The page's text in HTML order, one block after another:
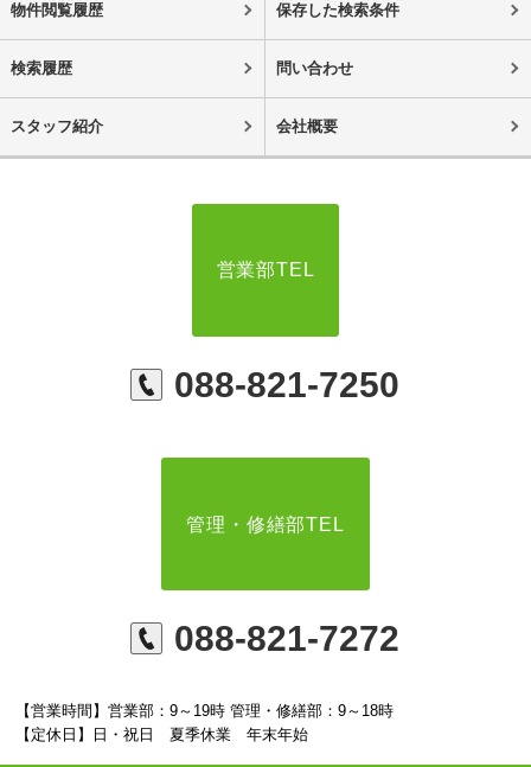
物件閲覧履歴 保存した検索条件
検索履歴 問い合わせ
スタッフ紹介 会社概要
営業部TEL
088-821-7250
管理・修繕部TEL
088-821-7272
【営業時間】営業部：9～19時 管理・修繕部：9～18時
【定休日】日・祝日 夏季休業 年末年始